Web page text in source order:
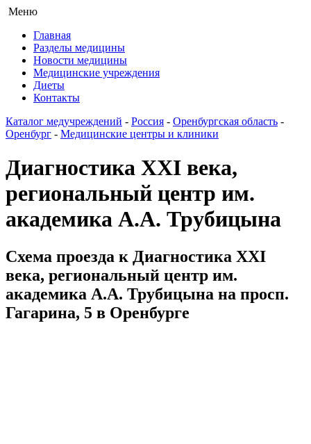
Меню
Главная
Разделы медицины
Новости медицины
Медицинские учреждения
Диеты
Контакты
Каталог медучреждений - Россия - Оренбургская область -
Оренбург - Медицинские центры и клиники
Диагностика XXI века,
региональный центр им.
академика А.А. Трубицына
Схема проезда к Диагностика XXI
века, региональный центр им.
академика А.А. Трубицына на просп.
Гагарина, 5 в Оренбурге